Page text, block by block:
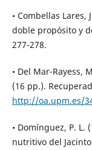
• Combellas Lares,
doble propósito y
277-278.
• Del Mar-Rayess,
(16 pp.).
http://oa.upm.es/
• Domínguez, P. L.
nutritivo del